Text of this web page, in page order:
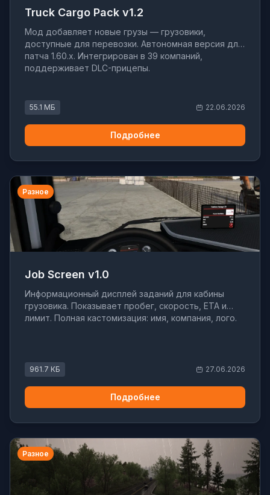
Truck Cargo Pack v1.2
Мод добавляет новые грузы — грузовики,
доступные для перевозки. Автономная версия для
патча 1.60.x. Интегрирован в 39 компаний,
поддерживает DLC-прицепы.
55.1 МБ 22.06.2026
Подробнее
Разное
Job Screen v1.0
Информационный дисплей заданий для кабины
грузовика. Показывает пробег, скорость, ETA и
лимит. Полная кастомизация: имя, компания, лого.
961.7 КБ 27.06.2026
Подробнее
Разное